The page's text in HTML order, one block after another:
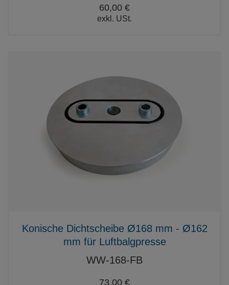
60,00 €
exkl. USt.
Konische Dichtscheibe Ø168 mm - Ø162
mm für Luftbalgpresse
WW-168-FB
73,00 €